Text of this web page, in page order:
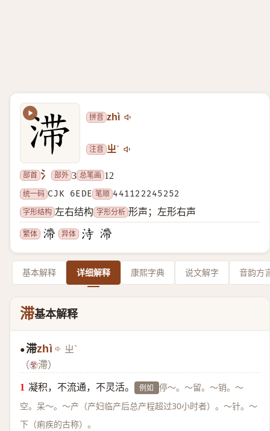
拼音 zhì
注音 ㄓˋ
部首 氵 部外 3 总笔画 12
统一码 CJK 6EDE 笔顺 441122245252
字形结构 左右结构 字形分析 形声；左形右声
繁体 异体
基本解释 详细解释 康熙字典 说文解字 音韵方
滞基本解释
●滞zhì ㄓˋ
（
滯）
凝积，不流通，不灵活。
例如 停～。～留。～销。～
空。呆～。～产（产妇临产后总产程超过30小时者）。～针。～
下（痢疾的古称）。